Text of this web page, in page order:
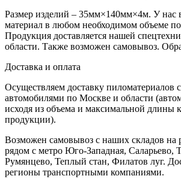
Размер изделий – 35мм×140мм×4м. У нас
материал в любом необходимом объеме
Продукция доставляется нашей
области. Также возможен самовывоз.
Доставка и оплата
Осуществляем доставку пиломатериалов
автомобилями по Москве и области
исходя из объема и максимальной длины
продукции).
Возможен самовывоз с наших складов на
рядом с метро Юго-Западная, Саларьево,
Румянцево, Теплый стан, Филатов луг.
регионы транспортными компаниями.